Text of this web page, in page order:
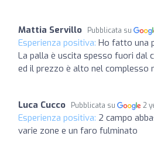
Mattia Servillo Pubblicata su
Esperienza positiva: Ho fatto una
La palla è uscita spesso fuori dal
ed il prezzo è alto nel complesso
Luca Cucco Pubblicata su 2
Esperienza positiva: 2 campo
varie zone e un faro fulminato